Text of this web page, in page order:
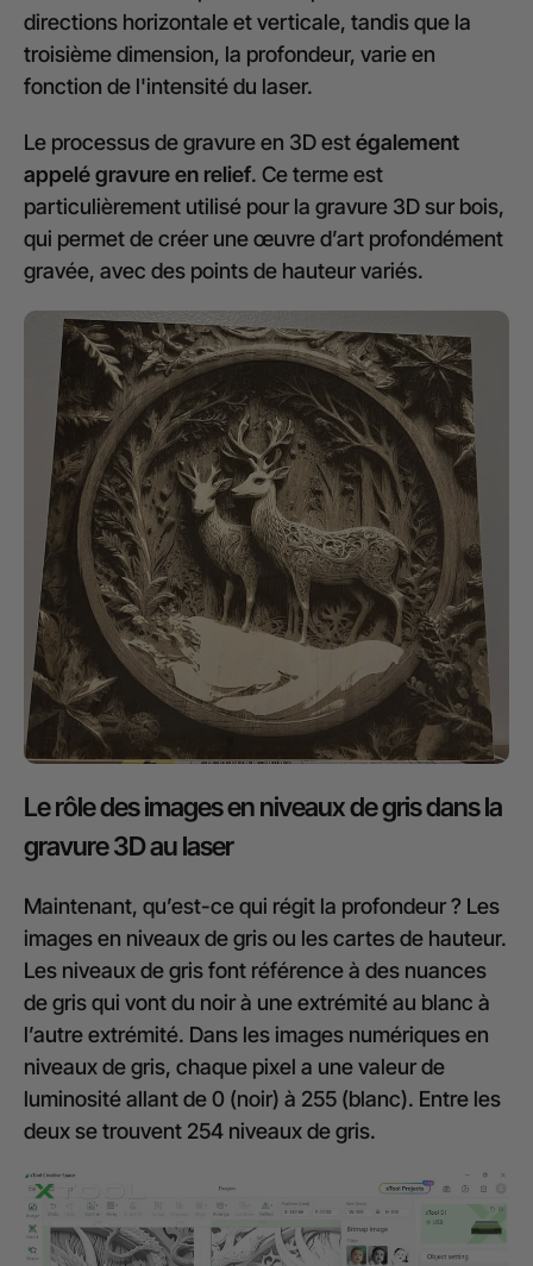
directions horizontale et verticale, tandis que la
troisième dimension, la profondeur, varie en
fonction de l'intensité du laser.
Le processus de gravure en 3D estégalement
appelé gravure en relief. Ce terme est
particulièrement utilisé pour la gravure 3D sur bois,
qui permet de créer une œuvre d’art profondément
gravée, avec des points de hauteur variés.
Le rôle des images en niveaux de gris dans la
gravure 3D au laser
Maintenant, qu’est-ce qui régit la profondeur ? Les
images en niveaux de gris ou les cartes de hauteur.
Les niveaux de gris font référence à des nuances
de gris qui vont du noir à une extrémité au blanc à
l’autre extrémité. Dans les images numériques en
niveaux de gris, chaque pixel a une valeur de
luminosité allant de 0 (noir) à 255 (blanc). Entre les
deux se trouvent 254 niveaux de gris.